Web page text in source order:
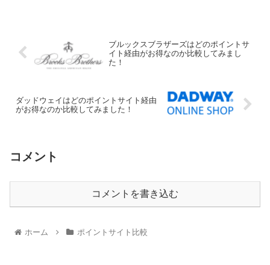
ブルックスブラザーズはどのポイントサ
イト経由がお得なのか比較してみまし
た！
ダッドウェイはどのポイントサイト経由
がお得なのか比較してみました！
コメント
コメントを書き込む
ホーム ポイントサイト比較